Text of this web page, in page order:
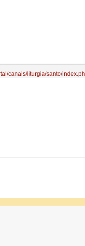
canais/liturgia/santo/